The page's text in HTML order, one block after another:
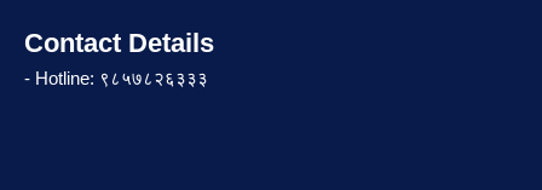
Contact Details
- Hotline: ९८५७८२६३३३